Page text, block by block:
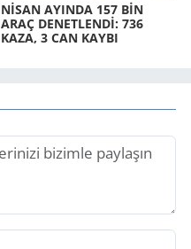
NİSAN AYIN­DA 157 BİN
ARAÇ DE­NET­LENDİ: 736
KAZA, 3 CAN KAYBI